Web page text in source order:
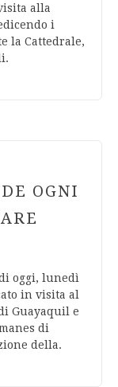
alla
i
la Cattedrale,
OGNI
oggi, lunedì
in visita al
Guayaquil e
di
della.